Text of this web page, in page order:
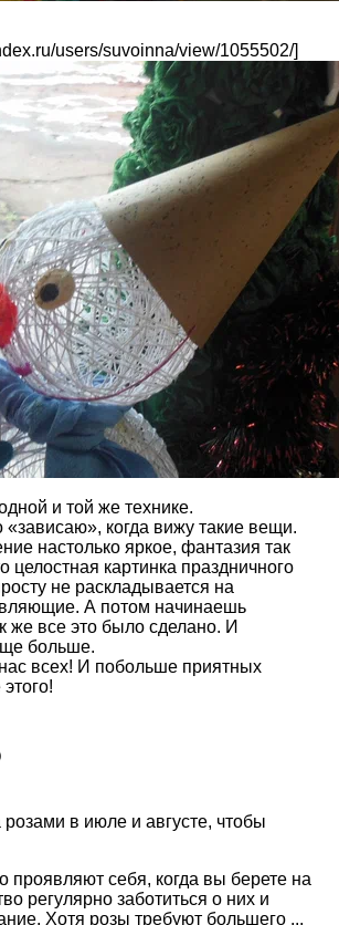
users/suvoinna/view/1055502/]
и той же технике.
«зависаю», когда вижу такие вещи.
настолько яркое, фантазия так
целостная картинка праздничного
не раскладывается на
А потом начинаешь
же все это было сделано. И
больше.
всех! И побольше приятных
розами в июле и августе, чтобы
проявляют себя, когда вы берете на
регулярно заботиться о них и
Хотя розы требуют большего ...